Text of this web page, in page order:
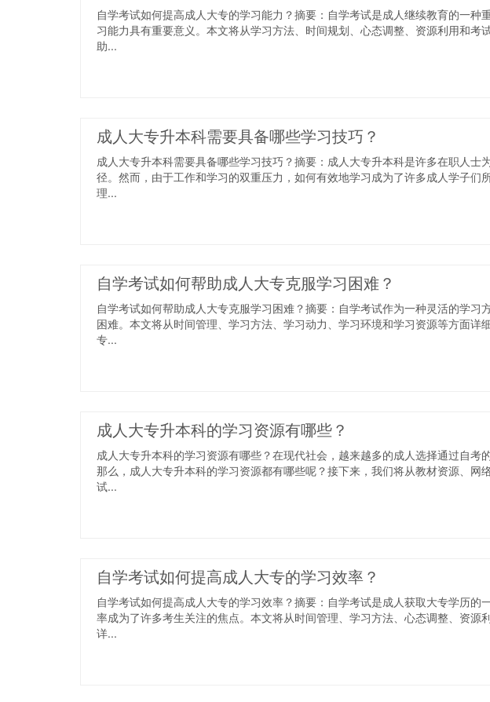
自学考试如何提高成人大专的学习能力？摘要：自学考试是成人继续教育的一种
习能力具有重要意义。本文将从学习方法、时间规划、心态调整、资源利用和考
助...
成人大专升本科需要具备哪些学习技巧？
成人大专升本科需要具备哪些学习技巧？摘要：成人大专升本科是许多在职人士
径。然而，由于工作和学习的双重压力，如何有效地学习成为了许多成人学子们
理...
自学考试如何帮助成人大专克服学习困难？
自学考试如何帮助成人大专克服学习困难？摘要：自学考试作为一种灵活的学习
困难。本文将从时间管理、学习方法、学习动力、学习环境和学习资源等方面详
专...
成人大专升本科的学习资源有哪些？
成人大专升本科的学习资源有哪些？在现代社会，越来越多的成人选择通过自考
那么，成人大专升本科的学习资源都有哪些呢？接下来，我们将从教材资源、网
试...
自学考试如何提高成人大专的学习效率？
自学考试如何提高成人大专的学习效率？摘要：自学考试是成人获取大专学历的
率成为了许多考生关注的焦点。本文将从时间管理、学习方法、心态调整、资源
详...